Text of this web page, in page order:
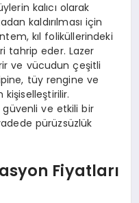
kalıcı olarak
kaldırılması için
kıl foliküllerindeki
tahrip eder. Lazer
ve vücudun çeşitli
tüy rengine ve
güvenli ve etkili bir
pürüzsüzlük
Fiyatları